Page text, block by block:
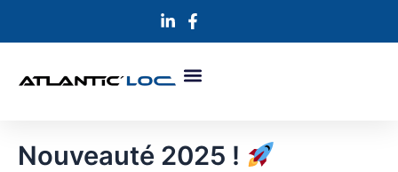
Nouveauté 2025 !